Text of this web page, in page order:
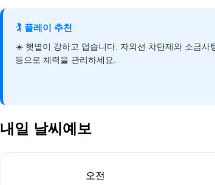
🏌️ 플레이 추천
☀️ 햇볕이 강하고 덥습니다. 자외선 차단제와 소금사
등으로 체력을 관리하세요.
내일 날씨예보
오전